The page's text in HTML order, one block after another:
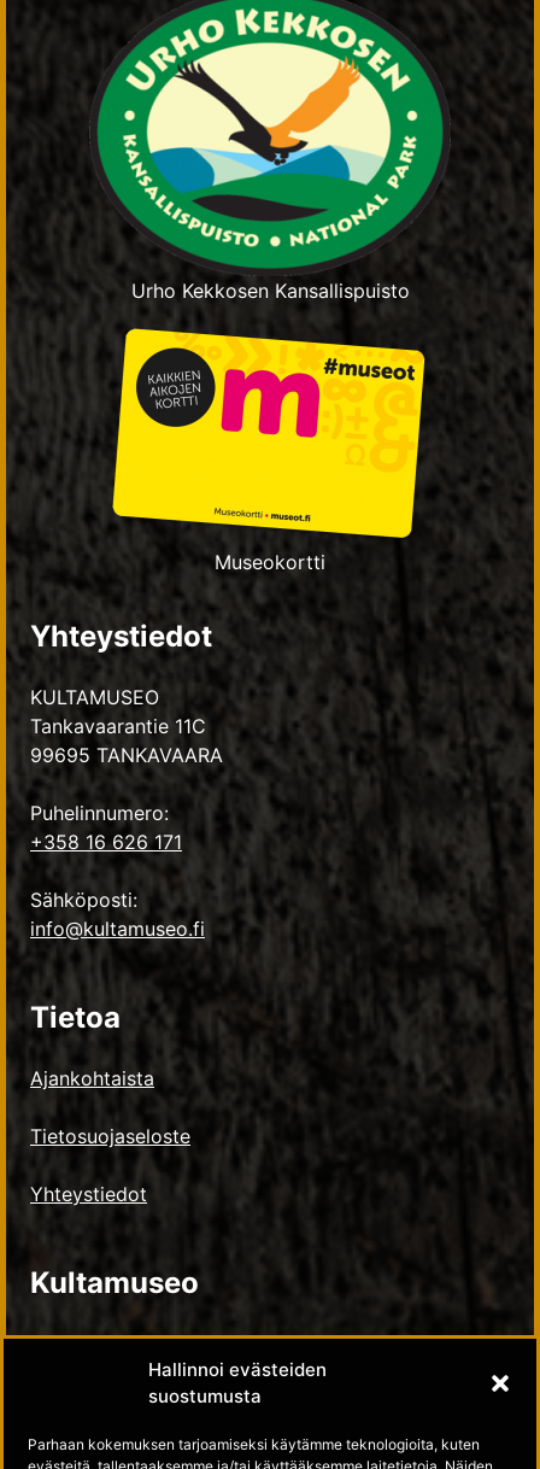
Hallinnoi evästeiden
suostumusta
Parhaan kokemuksen tarjoamiseksi käytämme teknologioita, kuten
Urho Kekkosen Kansallispuisto
Museokortti
Yhteystiedot
KULTAMUSEO
Tankavaarantie 11C
99695 TANKAVAARA
Puhelinnumero:
+358 16 626 171
Sähköposti:
info@kultamuseo.fi
Tietoa
Ajankohtaista
Tietosuojaseloste
Yhteystiedot
Kultamuseo
Kultamuseosäätiö